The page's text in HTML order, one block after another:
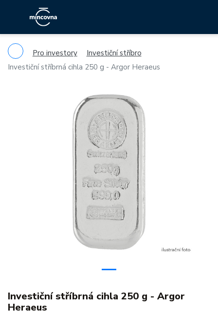
Pro investory
Investiční stříbro
Investiční stříbrná cihla 250 g - Argor Heraeus
Investiční stříbrná cihla 250 g - Argor
Heraeus